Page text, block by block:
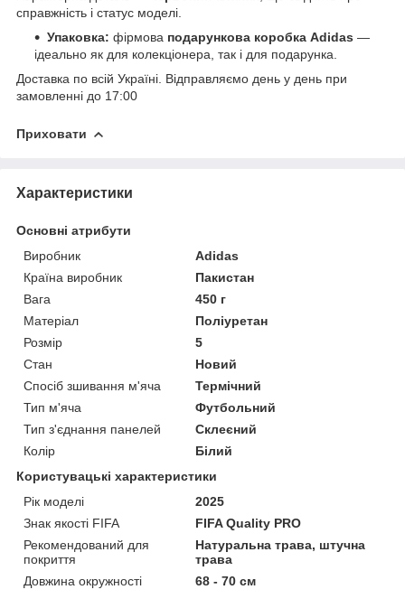
справжність і статус моделі.
Упаковка: фірмова подарункова коробка Adidas —
ідеально як для колекціонера, так і для подарунка.
Доставка по всій Україні. Відправляємо день у день при
замовленні до 17:00
Приховати
Характеристики
Основні атрибути
Виробник
Adidas
Країна виробник
Пакистан
Вага
450 г
Матеріал
Поліуретан
Розмір
5
Стан
Новий
Спосіб зшивання м'яча
Термічний
Тип м'яча
Футбольний
Тип з'єднання панелей
Склеєний
Колір
Білий
Користувацькі характеристики
Рік моделі
2025
Знак якості FIFA
FIFA Quality PRO
Рекомендований для
покриття
Натуральна трава, штучна
трава
Довжина окружності
68 - 70 см